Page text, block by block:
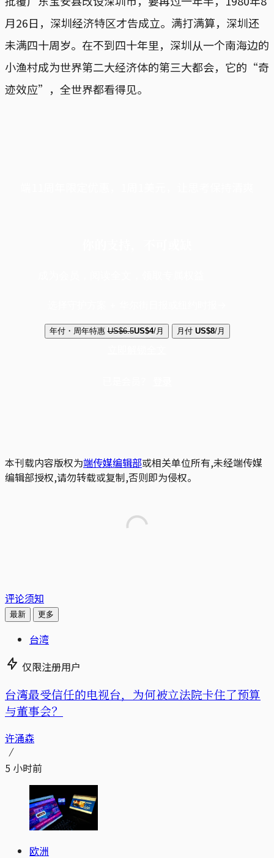
月26日，深圳经济特区才告成立。满打满算，深圳还
未满四十周岁。在不到四十年里，深圳从一个南海边的
小渔村成为世界第二大经济体的第三大都会，它的“奇
迹效应”，全世界都看得见。
年付・周年特惠 US$6.5US$4/月 月付 US$8/月
本刊载内容版权为端传媒编辑部或相关单位所有,未经端传媒
编辑部授权,请勿转载或复制,否则即为侵权。
评论须知
最新 更多
台湾
仅限注册用户
台湾最受信任的电视台，为何被立法院卡住了预算
与董事会？
许涌森
5 小时前
欧洲